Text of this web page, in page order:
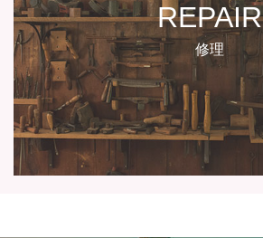
REPAIR
修理